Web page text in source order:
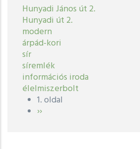
Hunyadi János út 2.
Hunyadi út 2.
modern
árpád-kori
sír
síremlék
információs iroda
élelmiszerbolt
Oldalszámozás
1. oldal
Következő
››